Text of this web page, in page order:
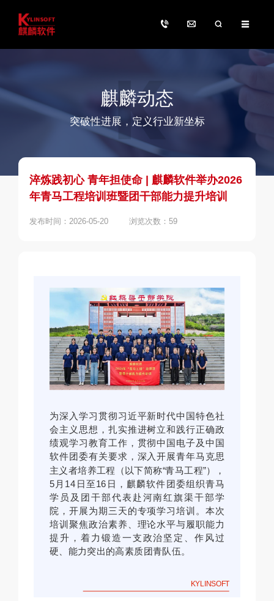
麒麟动态
突破性进展，定义行业新坐标
淬炼践初心 青年担使命 | 麒麟软件举办2026
年青马工程培训班暨团干部能力提升培训
发布时间：2026-05-20 浏览次数：59
为深入学习贯彻习近平新时代中国特色社
会主义思想，扎实推进树立和践行正确政
绩观学习教育工作，贯彻中国电子及中国
软件团委有关要求，深入开展青年马克思
主义者培养工程（以下简称“青马工程”），
5月14日至16日，麒麟软件团委组织青马
学员及团干部代表赴河南红旗渠干部学
院，开展为期三天的专项学习培训。本次
培训聚焦政治素养、理论水平与履职能力
提升，着力锻造一支政治坚定、作风过
硬、能力突出的高素质团青队伍。
KYLINSOFT